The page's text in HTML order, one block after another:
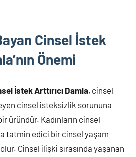
Cinsel İstek
Önemi
İstek Arttırıcı Damla, cinsel
cinsel isteksizlik sorununa
üründür. Kadınların cinsel
tatmin edici bir cinsel yaşam
Cinsel ilişki sırasında yaşanan